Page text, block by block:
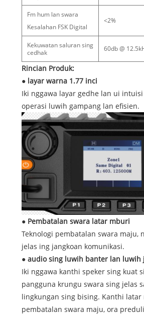
Fm hum lan swara
Kesalahan FSK Digital
<2%
Kekuwatan saluran sing
cedhak
60db @
Rincian Produk:
● layar warna 1.77 inci
Iki nggawa layar gedhe lan ui
operasi luwih gampang lan efisien.
● Pembatalan swara latar mburi
Teknologi pembatalan swara maju,
jelas ing jangkoan komunikasi.
● audio sing luwih banter lan luwih
Iki nggawa kanthi speker sing kuat
pangguna krungu swara sing jelas
lingkungan sing bising. Kanthi latar
pembatalan swara maju, ora